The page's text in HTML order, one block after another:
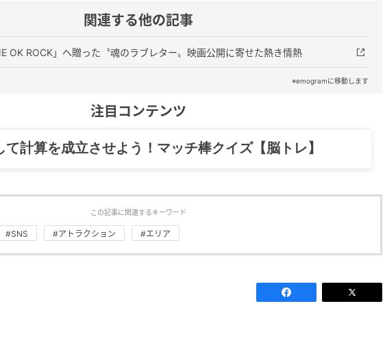
関連する他の記事
OK ROCK」へ贈った〝魂のラブレター〟映画公開に寄せた熱き情熱
※emogramに移動します
注目コンテンツ
て計算を成立させよう！マッチ棒クイズ【脳トレ】
この記事に関連するキーワード
#SNS #アトラクション #エリア